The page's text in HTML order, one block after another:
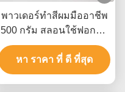
พาวเดอร์ทําสีผมมืออาชีพ
500 กรัม สลอนใช้ฟอกผม
พาวเดอร์ OEM
หา ราคา ที่ ดี ที่สุด